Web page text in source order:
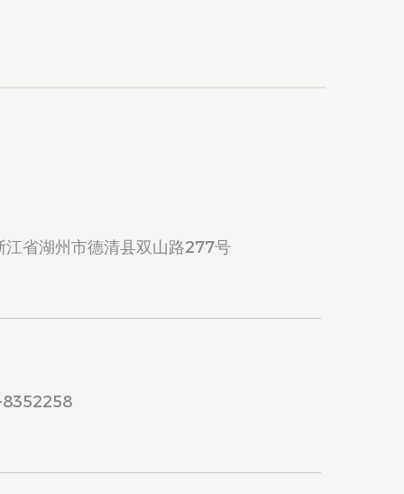
江省湖州市德清县双山路277号
8352258